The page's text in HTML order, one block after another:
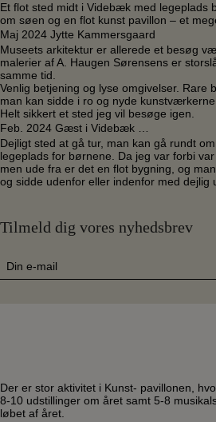
Et flot sted midt i Videbæk med legeplads
om søen og en flot kunst pavillon – et
Maj 2024 Jytte Kammersgaard
Museets arkitektur er allerede et besøg
malerier af A. Haugen Sørensens er
samme tid.
Venlig betjening og lyse omgivelser. Rare
man kan sidde i ro og nyde
Helt sikkert et sted jeg vil besøge igen.
Feb. 2024 Gæst i Videbæk …
Dejligt sted at gå tur, man kan gå rundt
legeplads for børnene. Da jeg var forbi
men ude fra er det en flot bygning, og
og sidde udenfor eller indenfor med dejlig
Tilmeld dig vores nyhedsbrev
E-
mail
Der er stor aktivitet i Kunst- pavillonen,
8-10 udstillinger om året samt 5-8
løbet af året.